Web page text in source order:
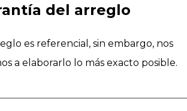
del arreglo
es referencial, sin embargo, nos
a elaborarlo lo más exacto posible.